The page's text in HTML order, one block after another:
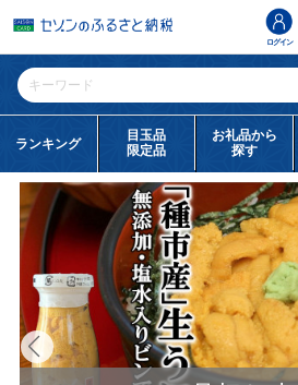
ログイン
ランキング
目玉品
限定品
お礼品から
探す